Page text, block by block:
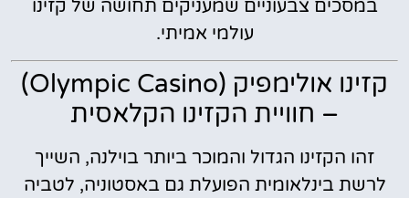
במסכים צבעוניים שמעניקים תחושה של קזינו
עולמי אמיתי.
קזינו אולימפיק (Olympic Casino)
– חוויית הקזינו הקלאסית
זהו הקזינו הגדול והמוכר ביותר בוילנה, השייך
לרשת בינלאומית הפועלת גם באסטוניה, לטביה